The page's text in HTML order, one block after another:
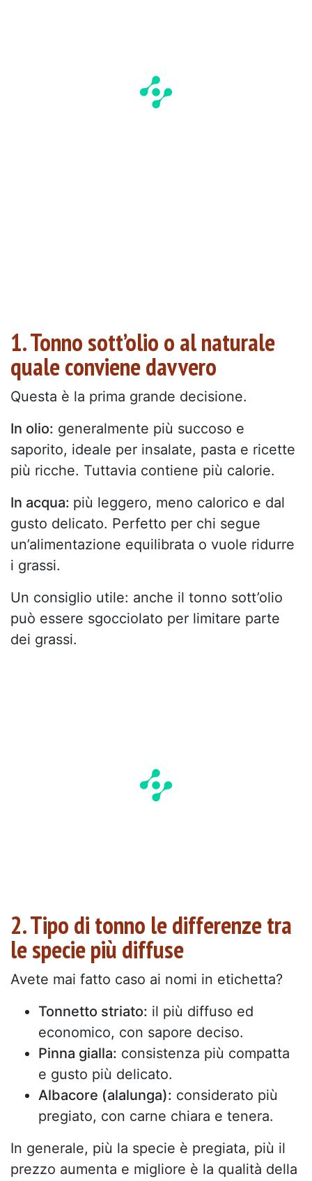
1. Tonno sott’olio o al naturale
quale conviene davvero
Questa è la prima grande decisione.
In olio: generalmente più succoso e
saporito, ideale per insalate, pasta e ricette
più ricche. Tuttavia contiene più calorie.
In acqua: più leggero, meno calorico e dal
gusto delicato. Perfetto per chi segue
un’alimentazione equilibrata o vuole ridurre
i grassi.
Un consiglio utile: anche il tonno sott’olio
può essere sgocciolato per limitare parte
dei grassi.
2. Tipo di tonno le differenze tra
le specie più diffuse
Avete mai fatto caso ai nomi in etichetta?
Tonnetto striato: il più diffuso ed
economico, con sapore deciso.
Pinna gialla: consistenza più compatta
e gusto più delicato.
Albacore (alalunga): considerato più
pregiato, con carne chiara e tenera.
In generale, più la specie è pregiata, più il
prezzo aumenta e migliore è la qualità della